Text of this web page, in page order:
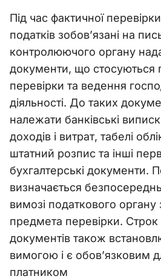
Під час фактичної
податків зобов’язані на
контролюючого органу
документи, що стосуються
перевірки та ведення
діяльності. До таких
належати банківські
доходів і витрат, табелі
штатний розпис та інші
бухгалтерські документи.
визначається
вимозі податкового
предмета перевірки.
документів також
вимогою і є обов’язковим
платником